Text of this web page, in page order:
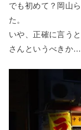
でも初めて？岡山
た。
いや、正確に言う
さんというべきか…